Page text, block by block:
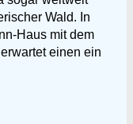
Wald. In
Haus mit dem
einen ein